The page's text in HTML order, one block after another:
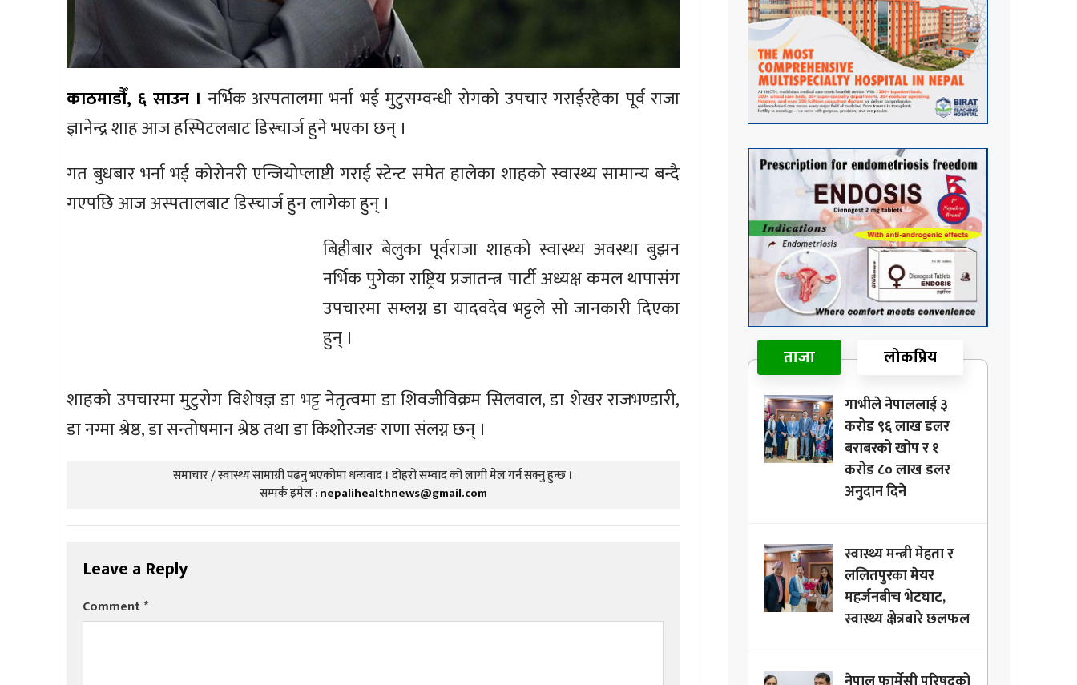
काठमाडौँ, ६ साउन । नर्भिक अस्पतालमा भर्ना भई मुटुसम्वन्धी रोगको उपचार गराईरहेका पूर्व राजा
ज्ञानेन्द्र शाह आज हस्पिटलबाट डिस्चार्ज हुने भएका छन् ।
गत बुधबार भर्ना भई कोरोनरी एन्जियोप्लाष्टी गराई स्टेन्ट समेत हालेका शाहको स्वास्थ्य सामान्य बन्दै
गएपछि आज अस्पतालबाट डिस्चार्ज हुन लागेका हुन् ।
बिहीबार बेलुका पूर्वराजा शाहको स्वास्थ्य अवस्था बुझन
नर्भिक पुगेका राष्ट्रिय प्रजातन्त्र पार्टी अध्यक्ष कमल थापासंग
उपचारमा सम्लग्न डा यादवदेव भट्टले सो जानकारी दिएका
हुन् ।
शाहको उपचारमा मुटुरोग विशेषज्ञ डा भट्ट नेतृत्वमा डा शिवजीविक्रम सिलवाल, डा शेखर राजभण्डारी,
डा नग्मा श्रेष्ठ, डा सन्तोषमान श्रेष्ठ तथा डा किशोरजङ राणा संलग्न छन् ।
समाचार / स्वास्थ्य सामाग्री पढनु भएकोमा धन्यवाद । दोहरो संम्वाद को लागी मेल गर्न सक्नु हुन्छ ।
सम्पर्क इमेल :nepalihealthnews@gmail.com
Leave a Reply
Comment*
ताजा लोकप्रिय
गाभीले नेपाललाई ३
करोड ९६ लाख डलर
बराबरको खोप र १
करोड ८० लाख डलर
अनुदान दिने
स्वास्थ्य मन्त्री मेहता र
ललितपुरका मेयर
महर्जनबीच भेटघाट,
स्वास्थ्य क्षेत्रबारे छलफल